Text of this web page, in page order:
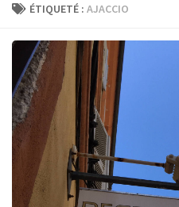
ÉTIQUETÉ : AJACCIO